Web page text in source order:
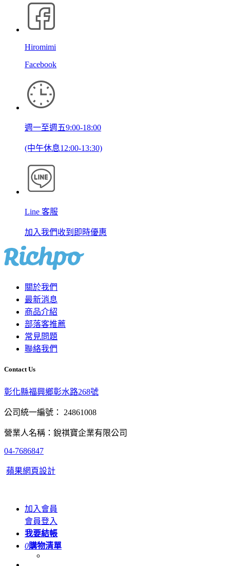
Hiromimi
Facebook
週一至週五9:00-18:00
(中午休息12:00-13:30)
Line 客服
加入我們收到即時優惠
關於我們
最新消息
商品介紹
部落客推薦
常見問題
聯絡我們
Contact Us
彰化縣福興鄉彰水路268號
公司統一編號： 24861008
營業人名稱：銳祺寶企業有限公司
04-7686847
蘋果網頁設計
加入會員
會員登入
我要結帳
0購物清單